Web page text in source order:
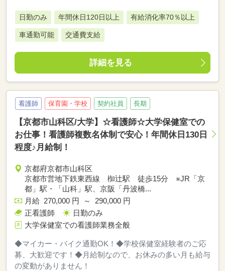
日勤のみ 年間休日120日以上 有給消化率70％以上
車通勤可能 交通費支給
詳細を見る
看護師 保育園・学校 契約社員 長期
【京都市山科区/大学】☆看護師☆大学保健室での
お仕事！看護師複数名体制で安心！年間休日130日
程度♪月給制！
京都府京都市山科区
京都市営地下鉄東西線 椥辻駅 徒歩15分 ※JR「京
都」駅・「山科」駅、京阪「丹波橋...
月給 270,000 円 ～ 290,000 円
正看護師
日勤のみ
大学保健室での看護師業務全般
◆マイカー・バイク通勤OK！◆学校保健室経験者のご応
募、大歓迎です！◆月給制なので、お休みの多い月も給与
の変動がありません！